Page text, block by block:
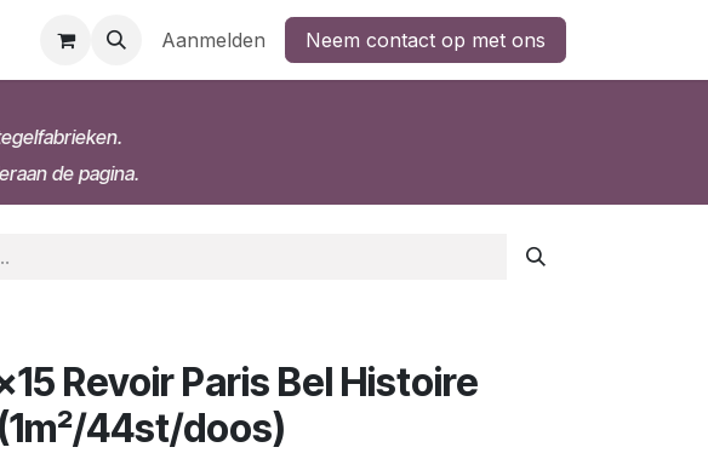
Aanmelden Neem contact op met ons
de pagina.
Revoir Paris Bel Histoire
44st/doos)